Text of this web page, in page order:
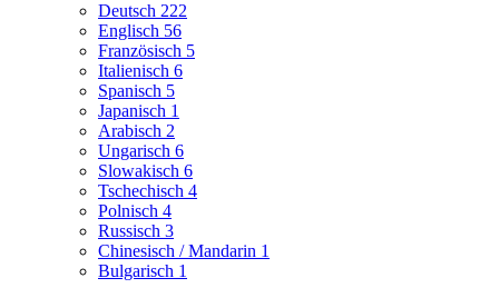
Deutsch 222
Englisch 56
Französisch 5
Italienisch 6
Spanisch 5
Japanisch 1
Arabisch 2
Ungarisch 6
Slowakisch 6
Tschechisch 4
Polnisch 4
Russisch 3
Chinesisch / Mandarin 1
Bulgarisch 1